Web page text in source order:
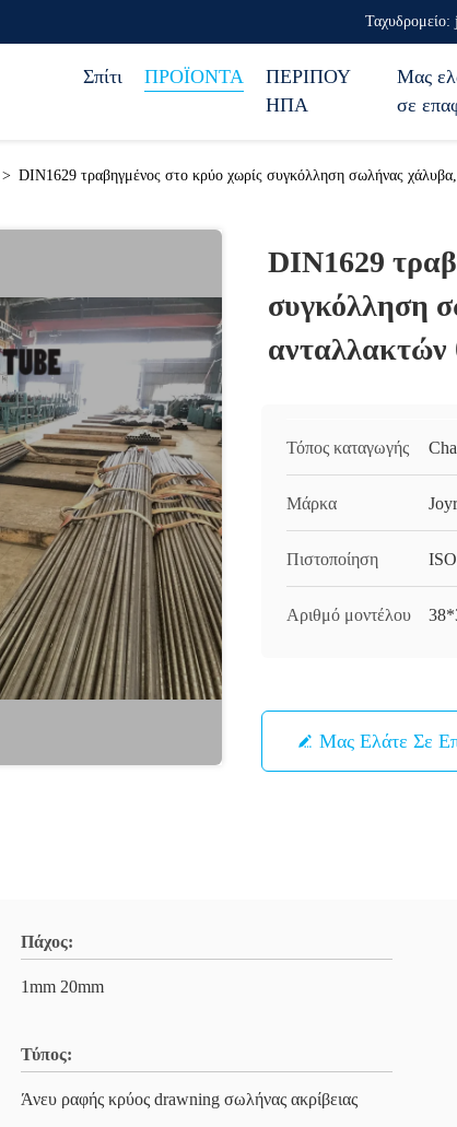
Ταχυδρομείο:
Σπίτι ΠΡΟΪΟΝΤΑ
ΠΕΡΙΠΟΥ
ΗΠΑ
Μας
σε
> DIN1629 τραβηγμένος στο κρύο χωρίς συγκόλληση σωλήνας
DIN1629
συγκόλληση
ανταλλακτών
Τόπος καταγωγής
Μάρκα
Πιστοποίηση
Αριθμό μοντέλου
Μας Ελάτε Σε
Πάχος:
1mm 20mm
Τύπος:
Άνευ ραφής κρύος drawning σωλήνας ακρίβειας